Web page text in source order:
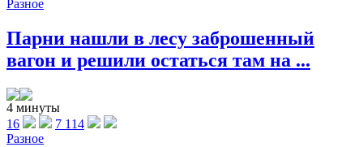
Разное
Парни нашли в лесу заброшенный
вагон и решили остаться там на ...
4 минуты
16
7 114
Разное